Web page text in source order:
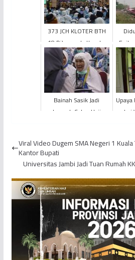
373 JCH KLOTER BTH
18 Diberangkatkan ke
Tanah Suci
di
Bainah Sasik Jadi
Jemaah Calon Haji
Upaya
dari
Viral Video Dugem SMA Negeri 1
Kantor Bupati
Universitas Jambi Jadi Tuan Rumah